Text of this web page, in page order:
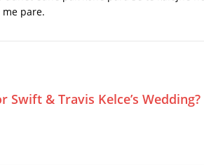
pare.
Swift & Travis Kelce’s